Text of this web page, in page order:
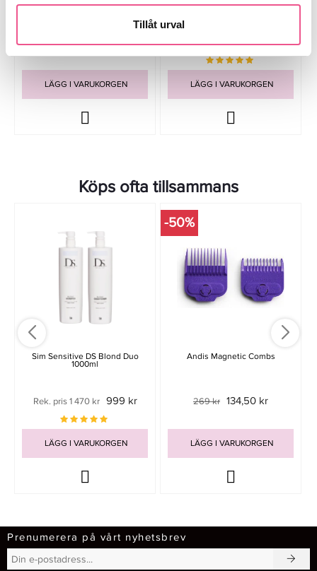
Tillåt urval
80ml Tester
Rek. pris 995 kr 686,25 kr
LÄGG I VARUKORGEN
100ml Tester
Rek. pris 789 kr 599 kr
LÄGG I VARUKORGEN
Köps ofta tillsammans
Sim Sensitive DS Blond Duo
1000ml
Rek. pris 1 470 kr 999 kr
LÄGG I VARUKORGEN
-50%
Andis Magnetic Combs
269 kr 134,50 kr
LÄGG I VARUKORGEN
Prenumerera på vårt nyhetsbrev